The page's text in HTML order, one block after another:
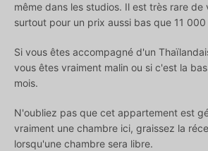
même dans les studios. Il est très rare
surtout pour un prix aussi bas que 11
Si vous êtes accompagné d'un
vous êtes vraiment malin ou si c'est la
mois.
N'oubliez pas que cet appartement est
vraiment une chambre ici, graissez la
lorsqu'une chambre sera libre.